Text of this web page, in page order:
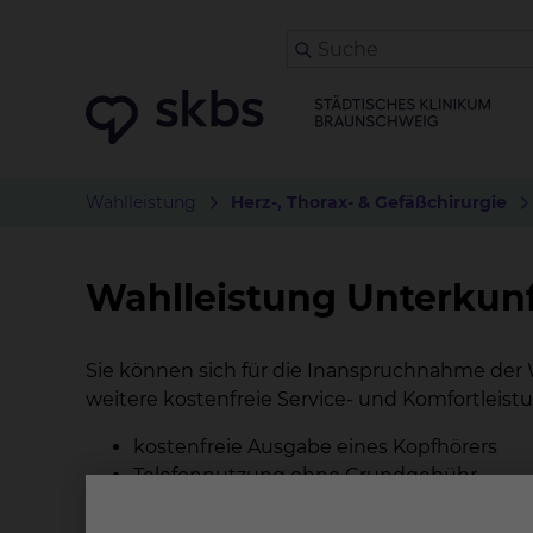
Wahlleistung Herz-, Thorax- & Gefäßchirurgie
Wahlleistung
Sie können sich für die Inanspruchnahme
weitere kostenfreie Service- und
kostenfreie Ausgabe eines Kopfhörers
Telefonnutzung ohne Grundgebühr